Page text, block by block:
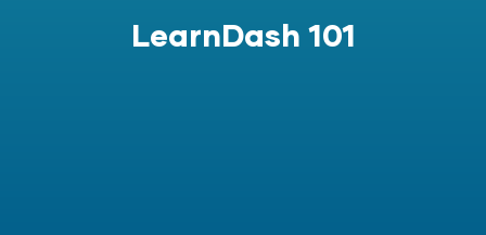
LearnDash 101